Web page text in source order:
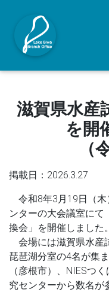
滋賀県水産
を開
（
掲載日：2026.3.27
令和8年3月19日（木
ンターの大会議室にて
換会」を開催しました。
会場には滋賀県水産
琵琶湖分室の4名が集
（彦根市）、NIESつ
究センターから数名が